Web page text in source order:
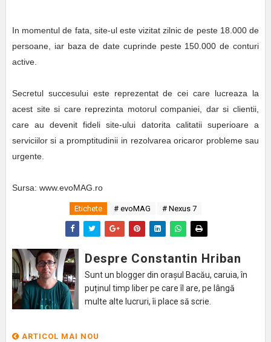
In momentul de fata, site-ul este vizitat zilnic de peste 18.000 de
persoane, iar baza de date cuprinde peste 150.000 de conturi
active.
Secretul succesului este reprezentat de cei care lucreaza la
acest site si care reprezinta motorul companiei, dar si clientii,
care au devenit fideli site-ului datorita calitatii superioare a
serviciilor si a promptitudinii in rezolvarea oricaror probleme sau
urgente.
Sursa: www.evoMAG.ro
Etichete # evoMAG # Nexus 7
Despre Constantin Hriban
Sunt un blogger din orașul Bacău, caruia, în
puținul timp liber pe care îl are, pe lângă
multe alte lucruri, îi place să scrie.
ARTICOL MAI NOU